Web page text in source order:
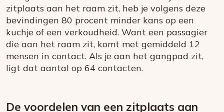
zitplaats aan het raam zit, heb je volgens deze
bevindingen 80 procent minder kans op een
kuchje of een verkoudheid. Want een passagier
die aan het raam zit, komt met gemiddeld 12
mensen in contact. Als je aan het gangpad zit,
ligt dat aantal op 64 contacten.
De voordelen van een zitplaats aan